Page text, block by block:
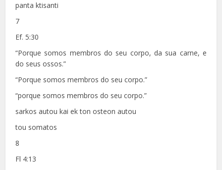
panta ktisanti
7
Ef. 5:30
“Porque somos membros do seu corpo, da sua carne, e
do seus ossos.”
“Porque somos membros do seu corpo.”
“porque somos membros do seu corpo.”
sarkos autou kai ek ton osteon autou
tou somatos
8
Fl 4:13